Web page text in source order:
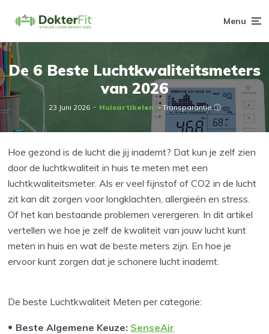
Menu
De 6 Beste Luchtkwaliteitsmeters
van 2026
23 Juni 2026 Huisartikelen - Transparantie ⓘ
Hoe gezond is de lucht die jij inademt? Dat kun je zelf zien
door de luchtkwaliteit in huis te meten met een
luchtkwaliteitsmeter. Als er veel fijnstof of CO2 in de lucht
zit kan dit zorgen voor longklachten, allergieën en stress.
Of het kan bestaande problemen verergeren. In dit artikel
vertellen we hoe je zelf de kwaliteit van jouw lucht kunt
meten in huis en wat de beste meters zijn. En hoe je
ervoor kunt zorgen dat je schonere lucht inademt.
De beste Luchtkwaliteit Meten per categorie:
Beste Algemene Keuze: SenseAir